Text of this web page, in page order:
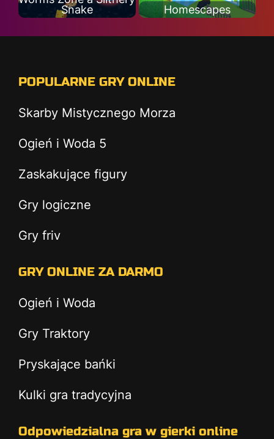
Snake
Homescapes
POPULARNE GRY ONLINE
Skarby Mistycznego Morza
Ogień i Woda 5
Zaskakujące figury
Gry logiczne
Gry friv
GRY ONLINE ZA DARMO
Ogień i Woda
Gry Traktory
Pryskające bańki
Kulki gra tradycyjna
Odpowiedzialna gra w gierki online